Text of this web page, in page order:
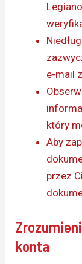
e-mail
który
Aby
przez
konta